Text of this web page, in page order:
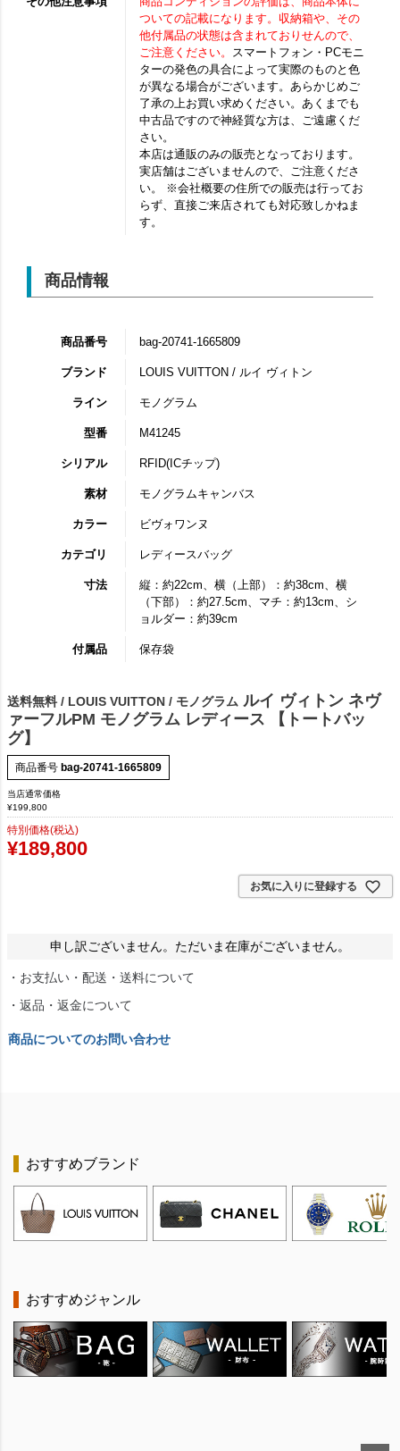
ついての記載になります。収納箱や、その
他付属品の状態は含まれておりせんので、
ご注意ください。 スマートフォン・PCモニ
ターの発色の具合によって実際のものと色
が異なる場合がございます。あらかじめご
了承の上お買い求めください。あくまでも
中古品ですので神経質な方は、ご遠慮くだ
さい。
本店は通販のみの販売となっております。
実店舗はございませんので、ご注意くださ
い。 ※会社概要の住所での販売は行ってお
らず、直接ご来店されても対応致しかねま
す。
商品情報
商品番号 bag-20741-1665809
ブランド LOUIS VUITTON / ルイ ヴィトン
ライン モノグラム
型番 M41245
シリアル RFID(ICチップ)
素材 モノグラムキャンバス
カラー ビヴォワンヌ
カテゴリ レディースバッグ
寸法
縦：約22cm、横（上部）：約38cm、横
（下部）：約27.5cm、マチ：約13cm、シ
ョルダー：約39cm
付属品 保存袋
送料無料 / LOUIS VUITTON / モノグラム ルイ ヴィトン ネヴ
ァーフルPM モノグラム レディース 【トートバッ
グ】
商品番号 bag-20741-1665809
当店通常価格
¥199,800
特別価格(税込)
¥189,800
お気に入りに登録する
申し訳ございません。ただいま在庫がございません。
・お支払い・配送・送料について
・返品・返金について
商品についてのお問い合わせ
おすすめブランド
おすすめジャンル